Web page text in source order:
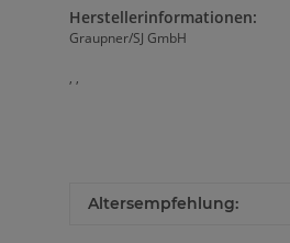
Herstellerinformationen:
Graupner/SJ GmbH
, ,
Altersempfehlung: